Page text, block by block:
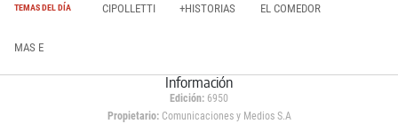
TEMAS DEL DÍA CIPOLLETTI +HISTORIAS EL COMEDOR
MAS E
Información
Edición: 6950
Propietario:Comunicaciones y Medios S.A